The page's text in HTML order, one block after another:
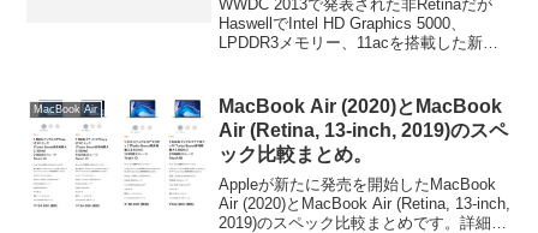
WWDC 2013で発表された非Retinaだが
HaswellでIntel HD Graphics 5000、
LPDDR3メモリー、11acを搭載した新し
MacBook Air
MacBook Air (2020)とMacBook
Air (Retina, 13-inch, 2019)のスペ
ック比較まとめ。
Appleが新たに発売を開始したMacBook
Air (2020)とMacBook Air (Retina, 13-inch,
2019)のスペック比較まとめです。詳細は